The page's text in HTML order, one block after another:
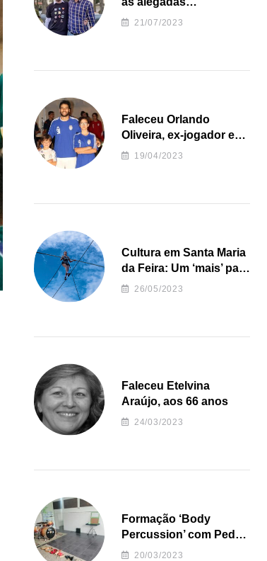
irregularidades da
21/07/2023
Faleceu Orlando
Oliveira, ex-jogador e
treinador da formação
19/04/2023
Cultura em Santa Maria
da Feira: Um ‘mais’ para
o Concelho
26/05/2023
Faleceu Etelvina
Araújo, aos 66 anos
24/03/2023
Formação ‘Body
Percussion’ com Pedro
Almeida
20/03/2023